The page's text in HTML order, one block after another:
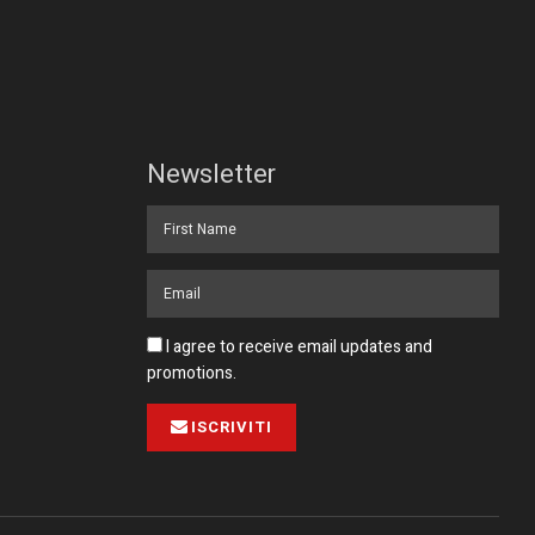
Newsletter
I agree to receive email updates and
promotions.
ISCRIVITI